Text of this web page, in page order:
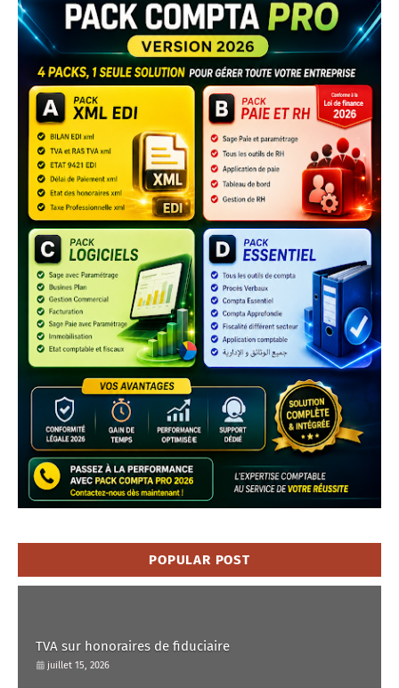
POPULAR POST
TVA sur honoraires de fiduciaire
juillet 15, 2026